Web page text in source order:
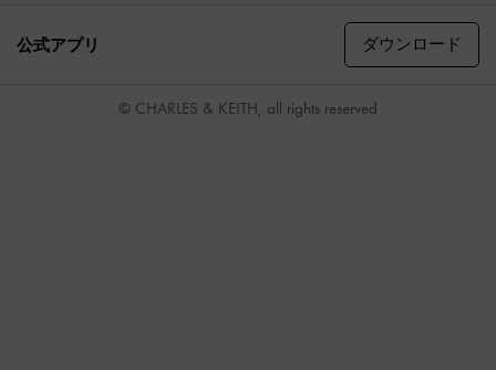
公式アプリ ダウンロード
© CHARLES & KEITH, all rights reserved